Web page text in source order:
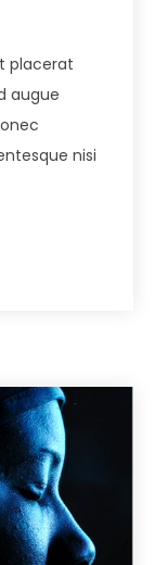
placerat
augue
nisi